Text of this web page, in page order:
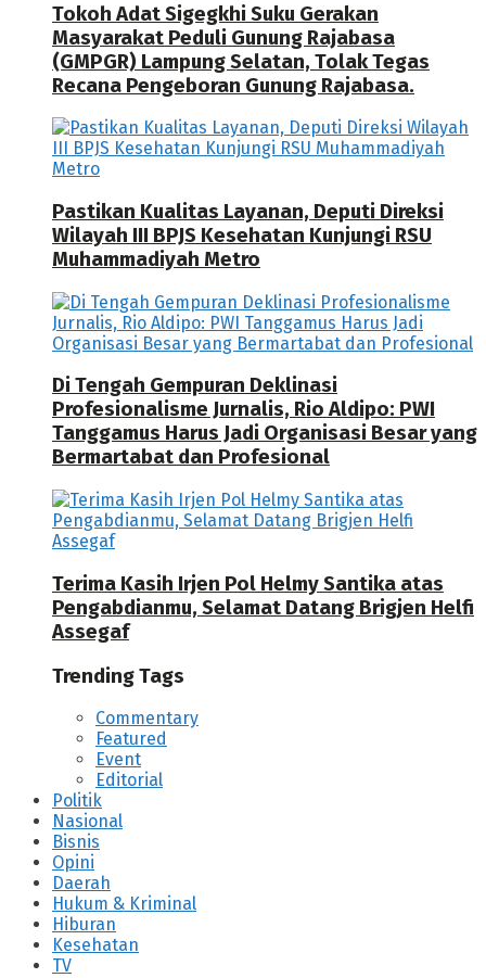
Tokoh Adat Sigegkhi Suku Gerakan
Masyarakat Peduli Gunung Rajabasa
(GMPGR) Lampung Selatan, Tolak Tegas
Recana Pengeboran Gunung Rajabasa.
Pastikan Kualitas Layanan, Deputi Direksi
Wilayah III BPJS Kesehatan Kunjungi RSU
Muhammadiyah Metro
Di Tengah Gempuran Deklinasi
Profesionalisme Jurnalis, Rio Aldipo: PWI
Tanggamus Harus Jadi Organisasi Besar yang
Bermartabat dan Profesional
Terima Kasih Irjen Pol Helmy Santika atas
Pengabdianmu, Selamat Datang Brigjen Helfi
Assegaf
Trending Tags
Commentary
Featured
Event
Editorial
Politik
Nasional
Bisnis
Opini
Daerah
Hukum & Kriminal
Hiburan
Kesehatan
TV